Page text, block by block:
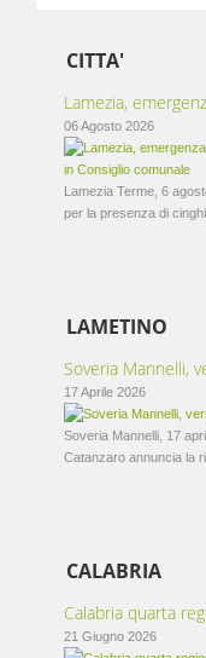
CITTA'
Lamezia,
06 Agosto 2026
Lamezia Terme, 6
per la presenza di
LAMETINO
Soveria Mannelli,
17 Aprile 2026
Soveria Mannelli, 17
Catanzaro annuncia la
CALABRIA
Calabria quarta
21 Giugno 2026